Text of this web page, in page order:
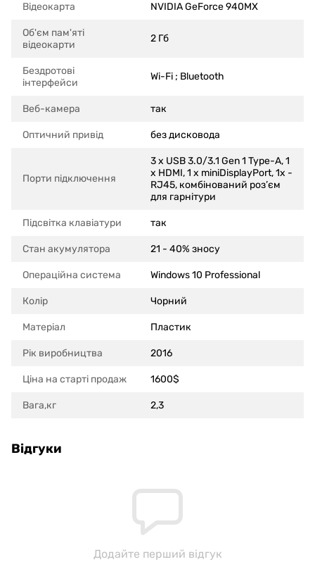
Відеокарта NVIDIA GeForce 940MX
Об'єм пам'яті
відеокарти
2 Гб
Бездротові
інтерфейси
Wi-Fi ; Bluetooth
Веб-камера так
Оптичний привід без дисковода
Порти підключення
3 x USB 3.0/3.1 Gen 1 Type-A, 1
x HDMI, 1 x miniDisplayPort, 1x -
RJ45, комбінований роз’єм
для гарнітури
Підсвітка клавіатури так
Стан акумулятора 21 - 40% зносу
Операційна система Windows 10 Professional
Колір Чорний
Матеріал Пластик
Рік виробництва 2016
Ціна на старті продаж 1600$
Вага,кг 2,3
Відгуки
Додайте перший відгук